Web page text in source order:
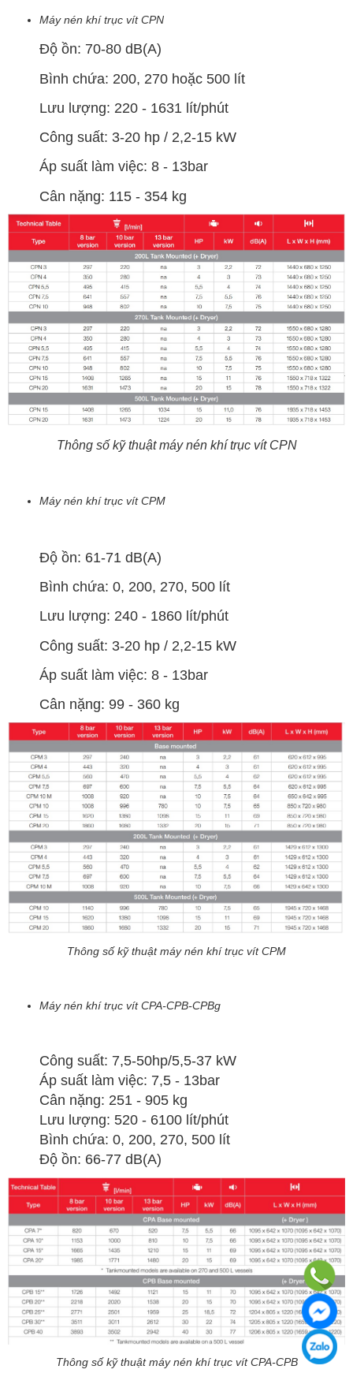
Máy nén khí trục vít CPN
Độ ồn: 70-80 dB(A)
Bình chứa: 200, 270 hoặc 500 lít
Lưu lượng: 220 - 1631 lít/phút
Công suất: 3-20 hp / 2,2-15 kW
Áp suất làm việc: 8 - 13bar
Cân nặng: 115 - 354 kg
Thông số kỹ thuật máy nén khí trục vít CPN
Máy nén khí trục vít CPM
Độ ồn: 61-71 dB(A)
Bình chứa: 0, 200, 270, 500 lít
Lưu lượng: 240 - 1860 lít/phút
Công suất: 3-20 hp / 2,2-15 kW
Áp suất làm việc: 8 - 13bar
Cân nặng: 99 - 360 kg
Thông số kỹ thuật máy nén khí trục vít CPM
Máy nén khí trục vít CPA-CPB-CPBg
Công suất: 7,5-50hp/5,5-37 kW
Áp suất làm việc: 7,5 - 13bar
Cân nặng: 251 - 905 kg
Lưu lượng: 520 - 6100 lít/phút
Bình chứa: 0, 200, 270, 500 lít
Độ ồn: 66-77 dB(A)
Thông số kỹ thuật máy nén khí trục vít CPA-CPB